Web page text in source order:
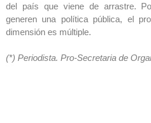
del país que viene de arrastre.
generen una política pública, el
dimensión es múltiple.
(*) Periodista. Pro-Secretaria de